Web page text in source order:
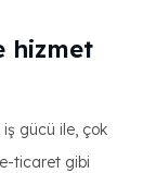
hizmet
gücü ile, çok
ticaret gibi